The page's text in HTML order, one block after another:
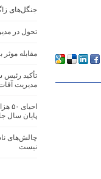
جنگل‌های
تحول در
مقابله
تأکید
مدیریت
پایان سال
چالش‌های
نیست